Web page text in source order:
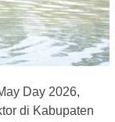
Day 2026,
di Kabupaten